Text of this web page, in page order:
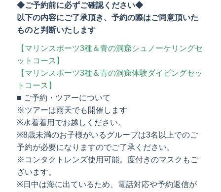
◆ご予約前に必ずご確認ください◆
以下の内容にご了承頂き、予約の際はご同意頂いた
ものと判断いたします
【マリンスポーツ3種＆青の洞窟シュノーケリングセ
ットコース】
【マリンスポーツ3種＆青の洞窟体験ダイビングセッ
トコース】
■ ご予約・ツアーについて
※ツアーは雨天でも開催します
※水着着用でお越しください。
※8歳未満のお子様がいるグループは3名以上でのご
予約が必要になりますのでご了承ください。
※コンタクトレンズ使用可能。度付きのマスクもご
ざいます。
※日中は海に出ているため、電話対応や予約返信が